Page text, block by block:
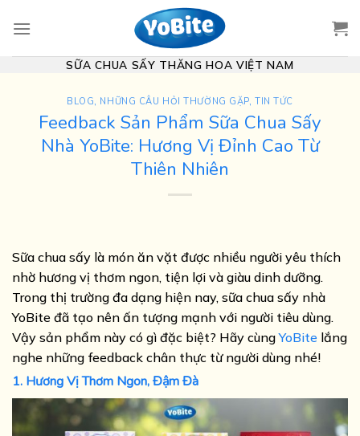
SỮA CHUA SẤY THĂNG HOA VIỆT NAM
BLOG, NHỮNG CÂU HỎI THƯỜNG GẶP,TIN TỨC
Feedback Sản Phẩm Sữa Chua Sấy
Nhà YoBite: Hương Vị Đỉnh Cao Từ
Thiên Nhiên
Sữa chua sấy là món ăn vặt được nhiều người yêu thích
nhờ hương vị thơm ngon, tiện lợi và giàu dinh dưỡng.
Trong thị trường đa dạng hiện nay, sữa chua sấy nhà
YoBite đã tạo nên ấn tượng mạnh với người tiêu dùng.
Vậy sản phẩm này có gì đặc biệt? Hãy cùngYoBite lắng
nghe những feedback chân thực từ người dùng nhé!
1. Hương Vị Thơm Ngon, Đậm Đà